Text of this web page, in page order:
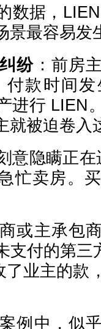
数据，
景最容易发
纷 ：前房
款时间
进行 LIEN
就被迫卷入
意隐瞒正
忙卖房。
商或主承包
支付的第三
业主的款
例中，似